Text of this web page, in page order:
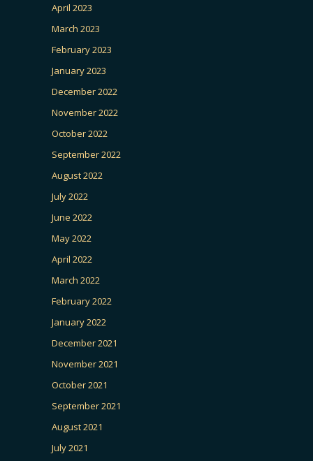
April 2023
March 2023
February 2023
January 2023
December 2022
November 2022
October 2022
September 2022
August 2022
July 2022
June 2022
May 2022
April 2022
March 2022
February 2022
January 2022
December 2021
November 2021
October 2021
September 2021
August 2021
July 2021